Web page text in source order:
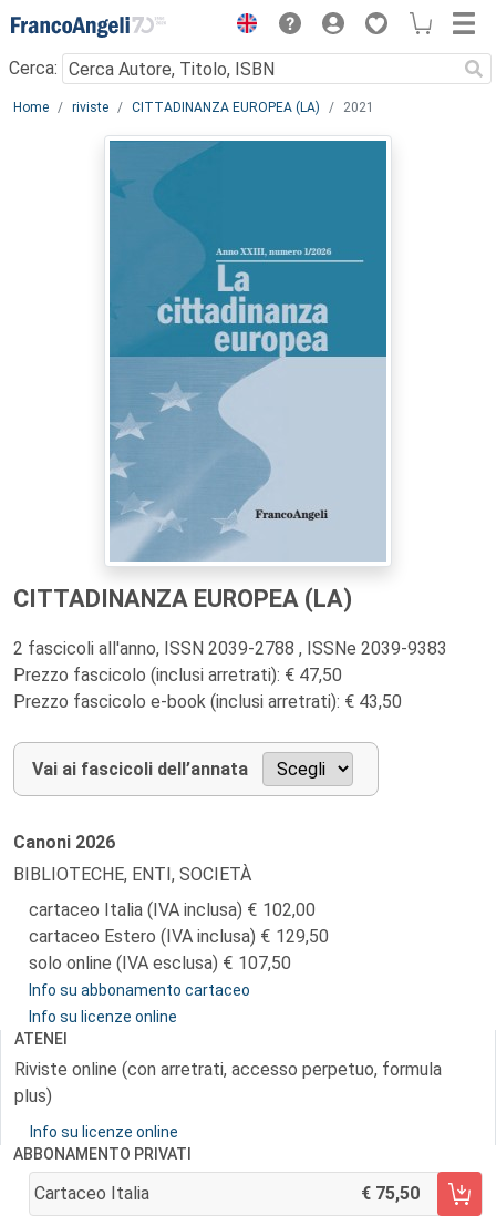
Menu
Cerca:
Main content
Home riviste CITTADINANZA EUROPEA (LA) 2021
CITTADINANZA EUROPEA (LA)
2 fascicoli all'anno, ISSN 2039-2788 , ISSNe 2039-9383
Prezzo fascicolo (inclusi arretrati): € 47,50
Prezzo fascicolo e-book (inclusi arretrati): € 43,50
Vai ai fascicoli dell’annata
Canoni 2026
BIBLIOTECHE, ENTI, SOCIETÀ
cartaceo Italia (IVA inclusa)
102,00
cartaceo Estero (IVA inclusa)
129,50
solo online (IVA esclusa)
107,50
Info su abbonamento cartaceo
Info su licenze online
ATENEI
Riviste online (con arretrati, accesso perpetuo, formula
plus)
Info su licenze online
ABBONAMENTO PRIVATI
Cartaceo Italia 75,50
AGGIUNGI AL CARRELLO